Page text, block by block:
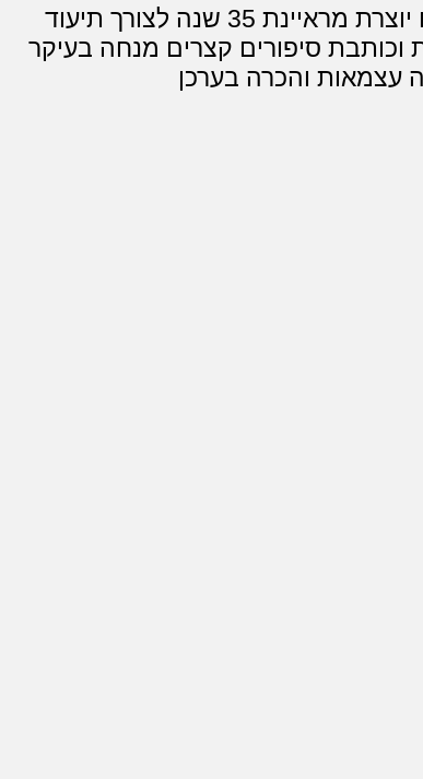
כותבת למגירה כבר למעלה מעשרים יוצרת מראיינת 35 שנה לצורך תיעוד
וכותבת סיפורים קצרים מנחה בעיקר
עצמאות והכרה בערכן